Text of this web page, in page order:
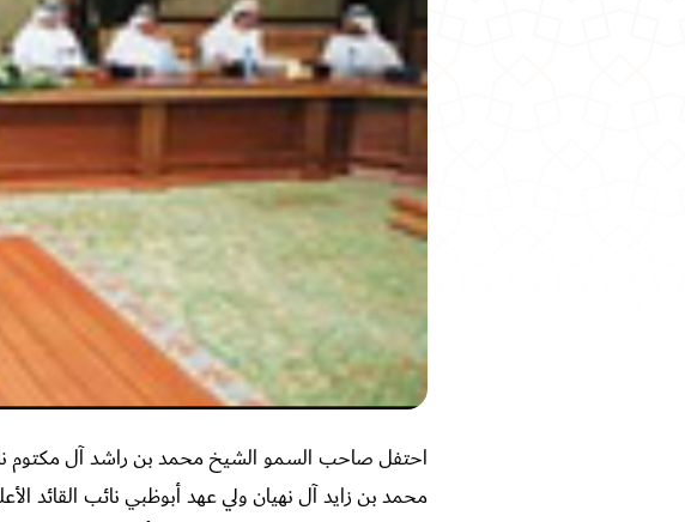
احتفل صاحب السمو الشيخ محمد بن راشد آل مكتوم
محمد بن زايد آل نهيان ولي عهد أبوظبي نائب القائد